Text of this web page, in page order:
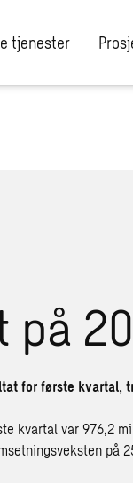
tjenester
på
for første kvartal,
kvartal var 976,2
på